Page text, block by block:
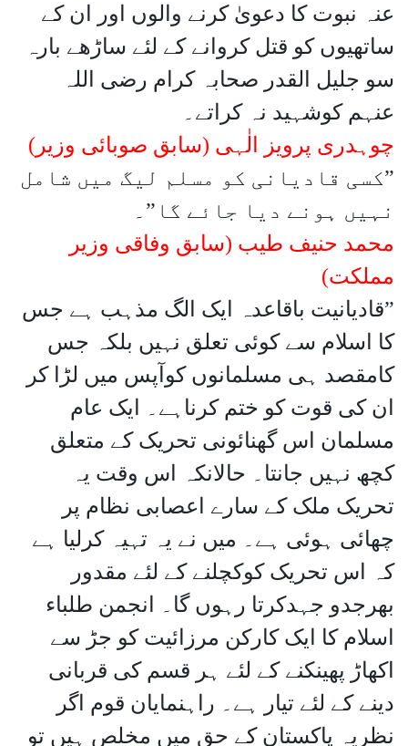
عنہ نبوت کا دعویٰ کرنے والوں اور ان کے
ساتھیوں کو قتل کروانے کے لئے ساڑھے بارہ
سو جلیل القدر صحابہ کرام رضی اللہ
عنہم کوشہید نہ کراتے۔
چوہدری پرویز الٰہی (سابق صوبائی وزیر)
”کسی قادیانی کو مسلم لیگ میں شامل
نہیں ہونے دیا جائے گا”۔
محمد حنیف طیب (سابق وفاقی وزیر
مملکت)
”قادیانیت باقاعدہ ایک الگ مذہب ہے جس
کا اسلام سے کوئی تعلق نہیں بلکہ جس
کامقصد ہی مسلمانوں کوآپس میں لڑا کر
ان کی قوت کو ختم کرناہے۔ ایک عام
مسلمان اس گھنائونی تحریک کے متعلق
کچھ نہیں جانتا۔ حالانکہ اس وقت یہ
تحریک ملک کے سارے اعصابی نظام پر
چھائی ہوئی ہے۔ میں نے یہ تہیہ کرلیا ہے
کہ اس تحریک کوکچلنے کے لئے مقدور
بھرجدو جہدکرتا رہوں گا۔ انجمن طلباء
اسلام کا ایک کارکن مرزائیت کو جڑ سے
اکھاڑ پھینکنے کے لئے ہر قسم کی قربانی
دینے کے لئے تیار ہے۔ راہنمایان قوم اگر
نظریہ پاکستان کے حق میں مخلص ہیں تو